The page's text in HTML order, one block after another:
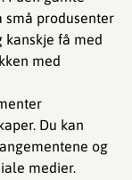
produsenter
kanskje få med
med
Du kan
og
medier.